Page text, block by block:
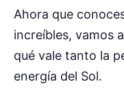
Ahora que
increíbles, vamos
qué vale tanto la
energía del Sol.